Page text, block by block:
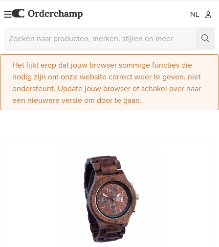
NL
Het lijkt erop dat jouw browser sommige functies die
nodig zijn om onze website correct weer te geven, niet
ondersteunt. Update jouw browser of schakel over naar
een nieuwere versie om door te gaan.